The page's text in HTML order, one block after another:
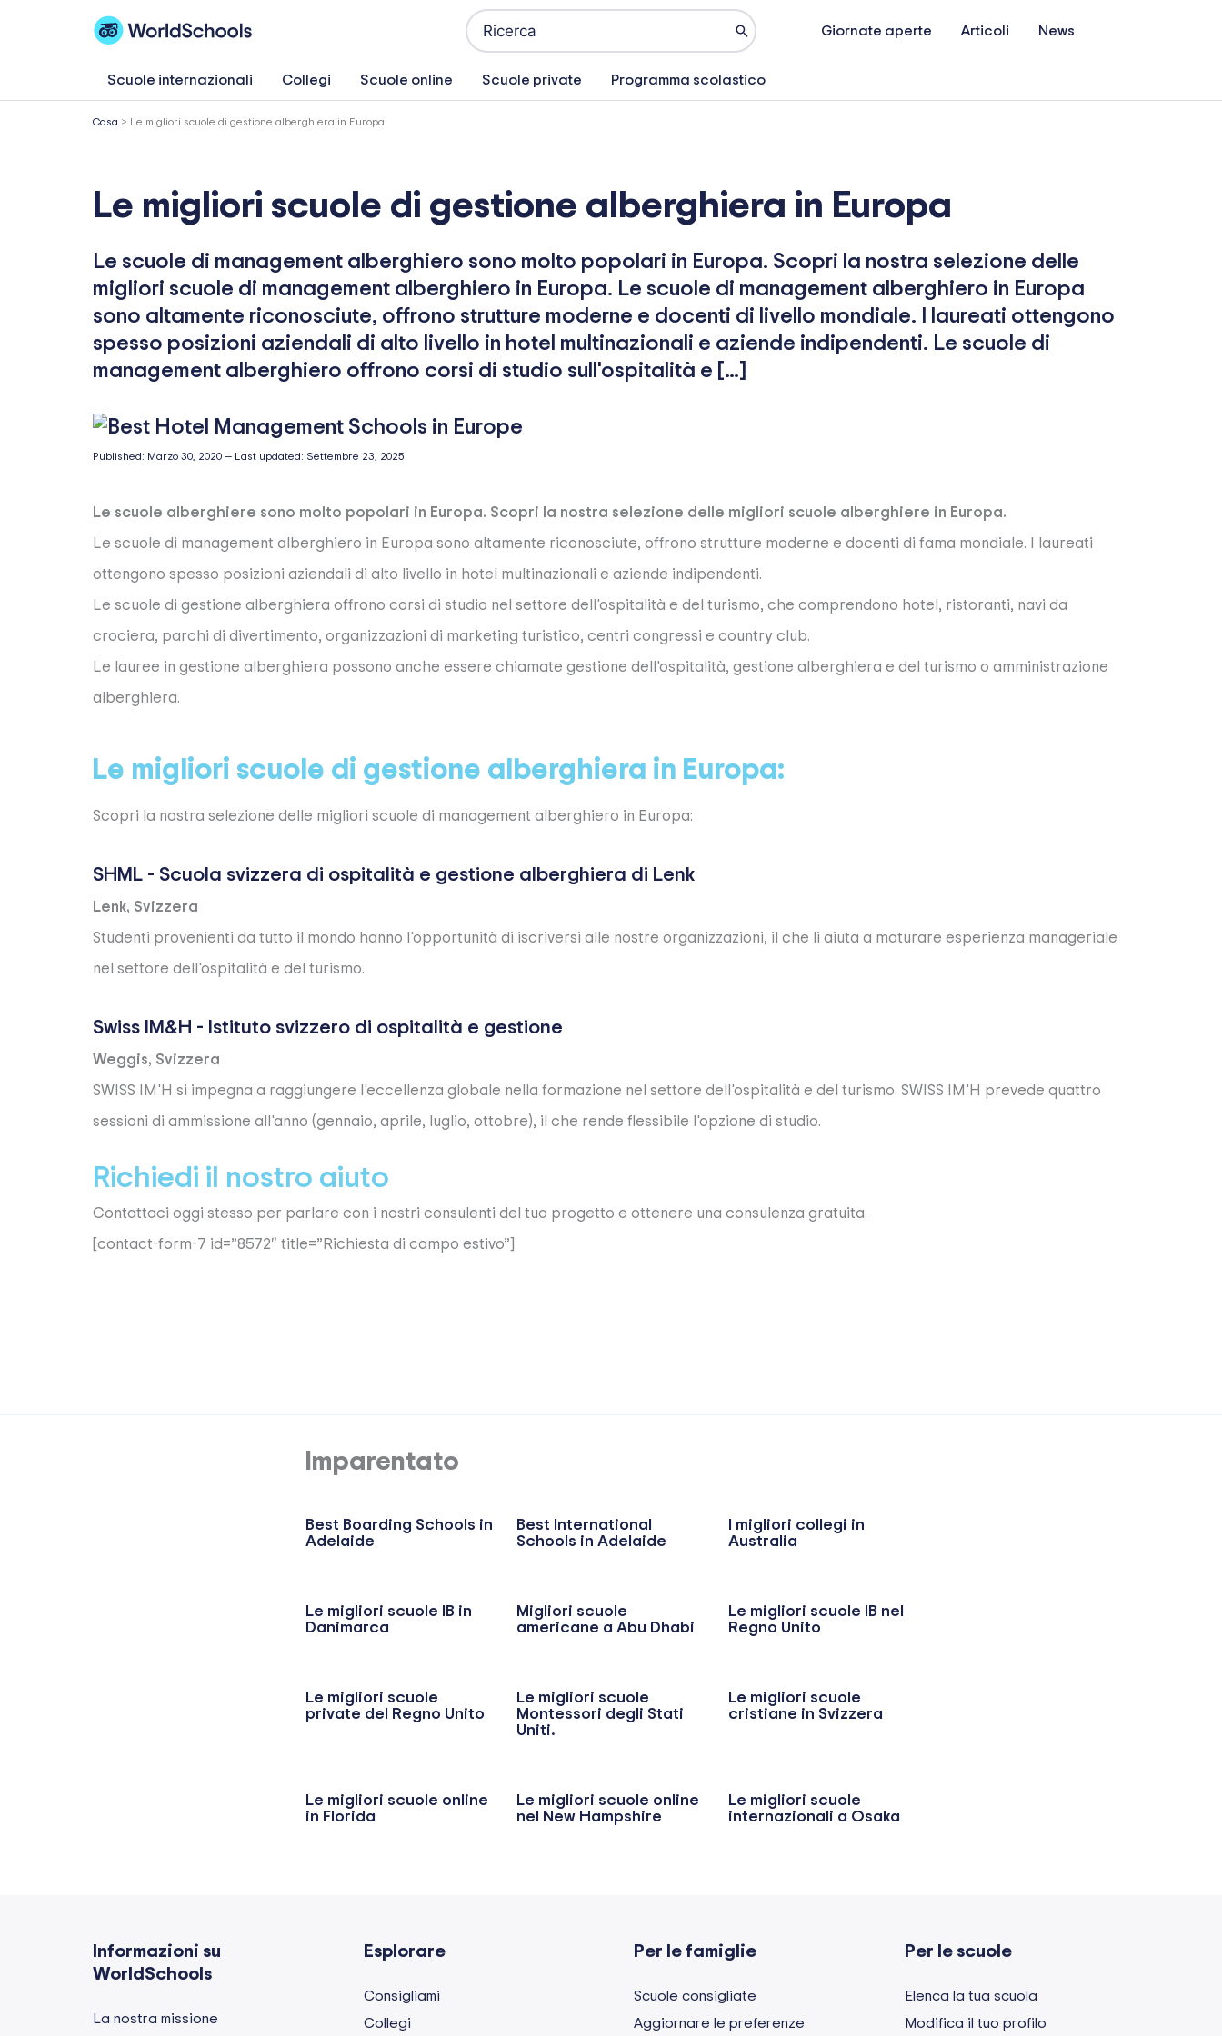
Ricerca
per:
Giornate aperte Articoli News
Scuole internazionali Collegi Scuole online Scuole private Programma scolastico
Casa > Le migliori scuole di gestione alberghiera in Europa
Le migliori scuole di gestione alberghiera in Europa
Le scuole di management alberghiero sono molto popolari in Europa. Scopri la nostra selezione delle
migliori scuole di management alberghiero in Europa. Le scuole di management alberghiero in Europa
sono altamente riconosciute, offrono strutture moderne e docenti di livello mondiale. I laureati ottengono
spesso posizioni aziendali di alto livello in hotel multinazionali e aziende indipendenti. Le scuole di
management alberghiero offrono corsi di studio sull'ospitalità e […]
Published: Marzo 30, 2020 — Last updated: Settembre 23, 2025
Le scuole alberghiere sono molto popolari in Europa. Scopri la nostra selezione delle migliori scuole alberghiere in Europa.
Le scuole di management alberghiero in Europa sono altamente riconosciute, offrono strutture moderne e docenti di fama mondiale. I laureati
ottengono spesso posizioni aziendali di alto livello in hotel multinazionali e aziende indipendenti.
Le scuole di gestione alberghiera offrono corsi di studio nel settore dell'ospitalità e del turismo, che comprendono hotel, ristoranti, navi da
crociera, parchi di divertimento, organizzazioni di marketing turistico, centri congressi e country club.
Le lauree in gestione alberghiera possono anche essere chiamate gestione dell'ospitalità, gestione alberghiera e del turismo o amministrazione
alberghiera.
Le migliori scuole di gestione alberghiera in Europa:
Scopri la nostra selezione delle migliori scuole di management alberghiero in Europa:
SHML - Scuola svizzera di ospitalità e gestione alberghiera di Lenk
Lenk, Svizzera
Studenti provenienti da tutto il mondo hanno l'opportunità di iscriversi alle nostre organizzazioni, il che li aiuta a maturare esperienza manageriale
nel settore dell'ospitalità e del turismo.
Swiss IM&H - Istituto svizzero di ospitalità e gestione
Weggis, Svizzera
SWISS IM'H si impegna a raggiungere l'eccellenza globale nella formazione nel settore dell'ospitalità e del turismo. SWISS IM'H prevede quattro
sessioni di ammissione all'anno (gennaio, aprile, luglio, ottobre), il che rende flessibile l'opzione di studio.
Richiedi il nostro aiuto
Contattaci oggi stesso per parlare con i nostri consulenti del tuo progetto e ottenere una consulenza gratuita.
[contact-form-7 id=”8572″ title=”Richiesta di campo estivo”]
Imparentato
Best Boarding Schools in
Adelaide
Best International
Schools in Adelaide
I migliori collegi in
Australia
Le migliori scuole IB in
Danimarca
Migliori scuole
americane a Abu Dhabi
Le migliori scuole IB nel
Regno Unito
Le migliori scuole
private del Regno Unito
Le migliori scuole
Montessori degli Stati
Uniti.
Le migliori scuole
cristiane in Svizzera
Le migliori scuole online
in Florida
Le migliori scuole online
nel New Hampshire
Le migliori scuole
internazionali a Osaka
Informazioni su
WorldSchools
La nostra missione
Esplorare
Consigliami
Collegi
Per le famiglie
Scuole consigliate
Aggiornare le preferenze
Per le scuole
Elenca la tua scuola
Modifica il tuo profilo